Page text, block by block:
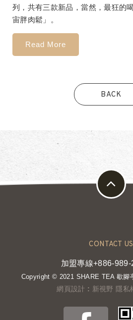
列，共有三款新品，當然，最狂的
宙胖肉鬆」。
Read More
BACK
CONTACT US
加盟專線+886-
Copyright © 2021 SHARE TEA 歇腳
網頁設計 : 新視野 隱私